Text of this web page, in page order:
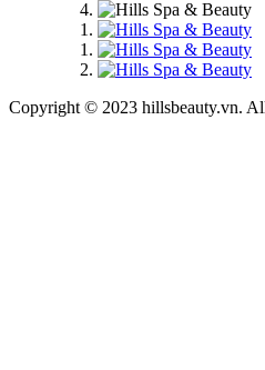
Copyright © 2023 hillsbeauty.vn.